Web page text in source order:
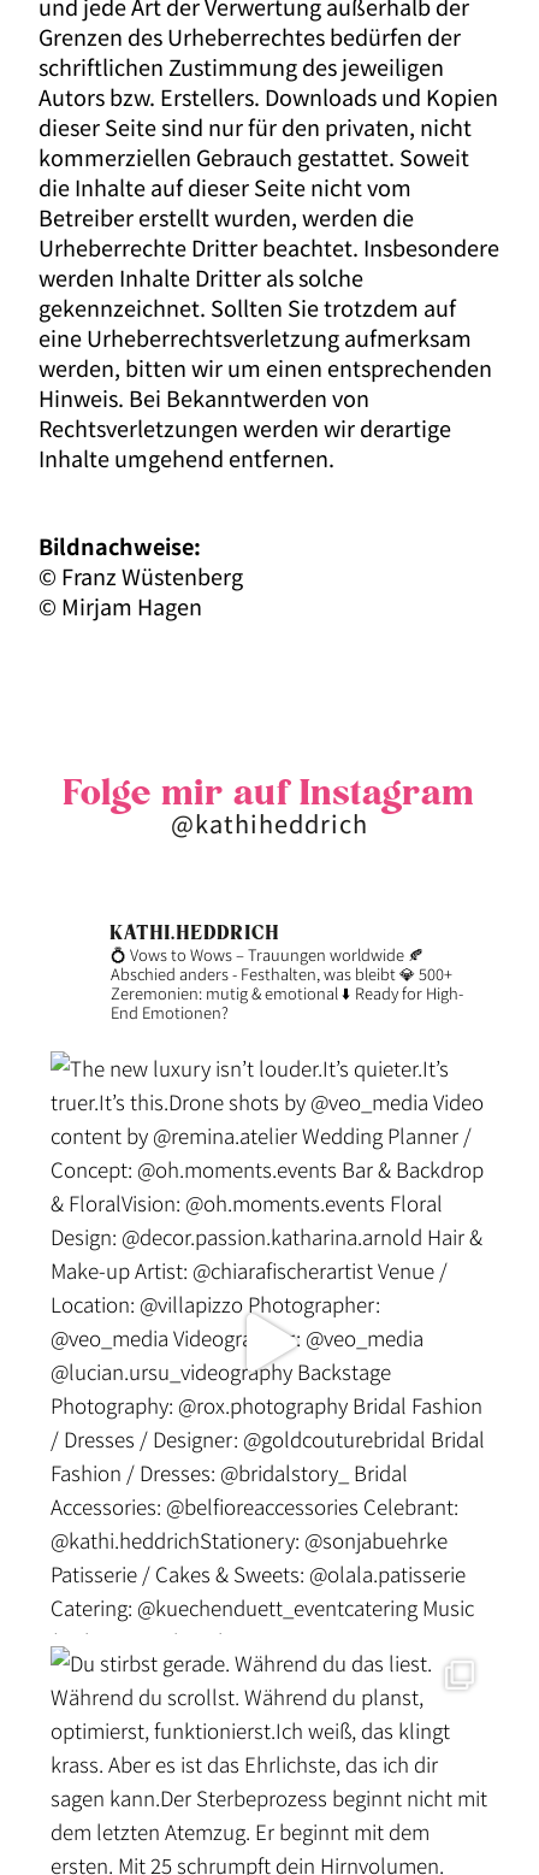
Grenzen des Urheberrechtes bedürfen der
schriftlichen Zustimmung des jeweiligen
Autors bzw. Erstellers. Downloads und Kopien
dieser Seite sind nur für den privaten, nicht
kommerziellen Gebrauch gestattet. Soweit
die Inhalte auf dieser Seite nicht vom
Betreiber erstellt wurden, werden die
Urheberrechte Dritter beachtet. Insbesondere
werden Inhalte Dritter als solche
gekennzeichnet. Sollten Sie trotzdem auf
eine Urheberrechtsverletzung aufmerksam
werden, bitten wir um einen entsprechenden
Hinweis. Bei Bekanntwerden von
Rechtsverletzungen werden wir derartige
Inhalte umgehend entfernen.
Bildnachweise:
© Franz Wüstenberg
© Mirjam Hagen
Folge mir auf Instagram
@kathiheddrich
KATHI.HEDDRICH
💍 Vows to Wows – Trauungen worldwide 🍂
Abschied anders - Festhalten, was bleibt💎 500+
Zeremonien: mutig & emotional⬇️ Ready for High-
End Emotionen?